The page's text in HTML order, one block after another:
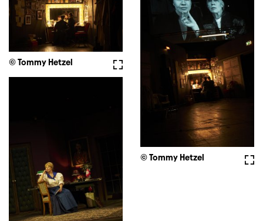
Fullscreen
© Tommy Hetzel
© Tommy Hetzel